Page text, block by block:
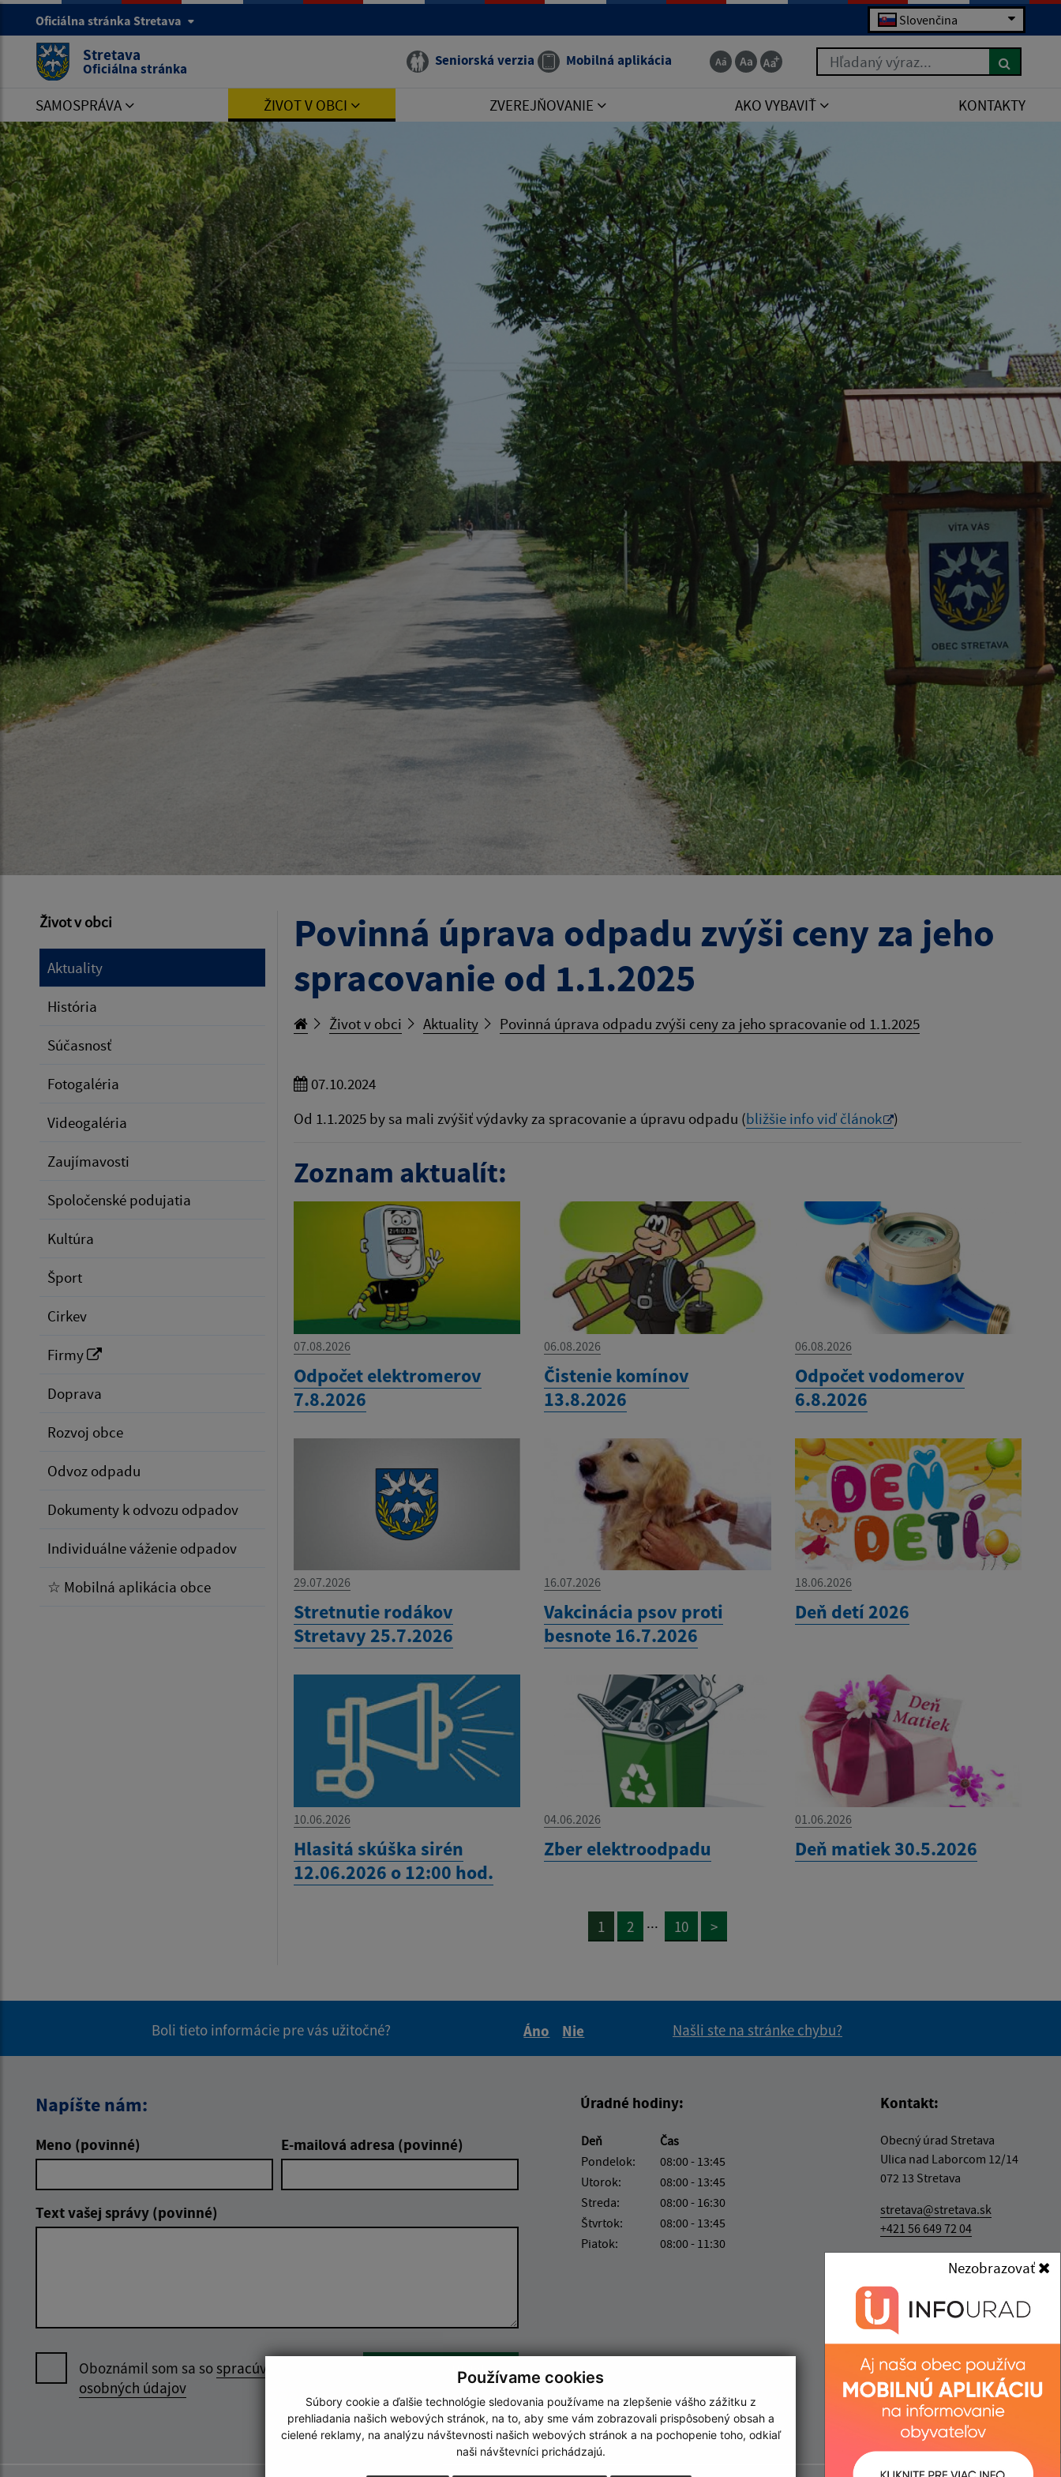
Používame cookies
Súbory cookie a ďalšie technológie sledovania používame na zlepšenie vášho zážitku z
prehliadania našich webových stránok, na to, aby sme vám zobrazovali prispôsobený obsah a
cielené reklamy, na analýzu návštevnosti našich webových stránok a na pochopenie toho, odkiaľ
naši návštevníci prichádzajú.
Nezobrazovať
Oficiálna stránka Stretava Slovenčina
Stretava
Oficiálna stránka Seniorská verzia Mobilná aplikácia Hľadaný výraz...
SAMOSPRÁVA ŽIVOT V OBCI ZVEREJŇOVANIE AKO VYBAVIŤ KONTAKTY
Život v obci
Aktuality
História
Súčasnosť
Fotogaléria
Videogaléria
Zaujímavosti
Spoločenské podujatia
Kultúra
Šport
Cirkev
Firmy
Doprava
Rozvoj obce
Odvoz odpadu
Dokumenty k odvozu odpadov
Individuálne váženie odpadov
☆ Mobilná aplikácia obce
Povinná úprava odpadu zvýši ceny za jeho
spracovanie od 1.1.2025
Život v obci Aktuality Povinná úprava odpadu zvýši ceny za jeho spracovanie od 1.1.2025
07.10.2024
Od 1.1.2025 by sa mali zvýšiť výdavky za spracovanie a úpravu odpadu (bližšie info viď článok )
Zoznam aktualít:
07.08.2026
Odpočet elektromerov
7.8.2026
06.08.2026
Čistenie komínov
13.8.2026
06.08.2026
Odpočet vodomerov
6.8.2026
29.07.2026
Stretnutie rodákov
Stretavy 25.7.2026
16.07.2026
Vakcinácia psov proti
besnote 16.7.2026
18.06.2026
Deň detí 2026
10.06.2026
Hlasitá skúška sirén
12.06.2026 o 12:00 hod.
04.06.2026
Zber elektroodpadu
01.06.2026
Deň matiek 30.5.2026
1 2 ... 10 >
Boli tieto informácie pre vás užitočné?
Áno
Nie
Našli ste na stránke chybu?
Napíšte nám:
Meno (povinné) E-mailová adresa (povinné)
Text vašej správy (povinné)
Oboznámil som sa sospracúvaním
osobných údajov
Google reCaptcha Response
Odoslať správu
Úradné hodiny:
Deň
Čas
Pondelok:
08:00 - 13:45
Utorok:
08:00 - 13:45
Streda:
08:00 - 16:30
Štvrtok:
08:00 - 13:45
Piatok:
08:00 - 11:30
Kontakt:
Obecný úrad Stretava
Ulica nad Laborcom 12/14
072 13 Stretava
stretava@stretava.sk
+421 56 649 72 04
IČO: 00 325 821